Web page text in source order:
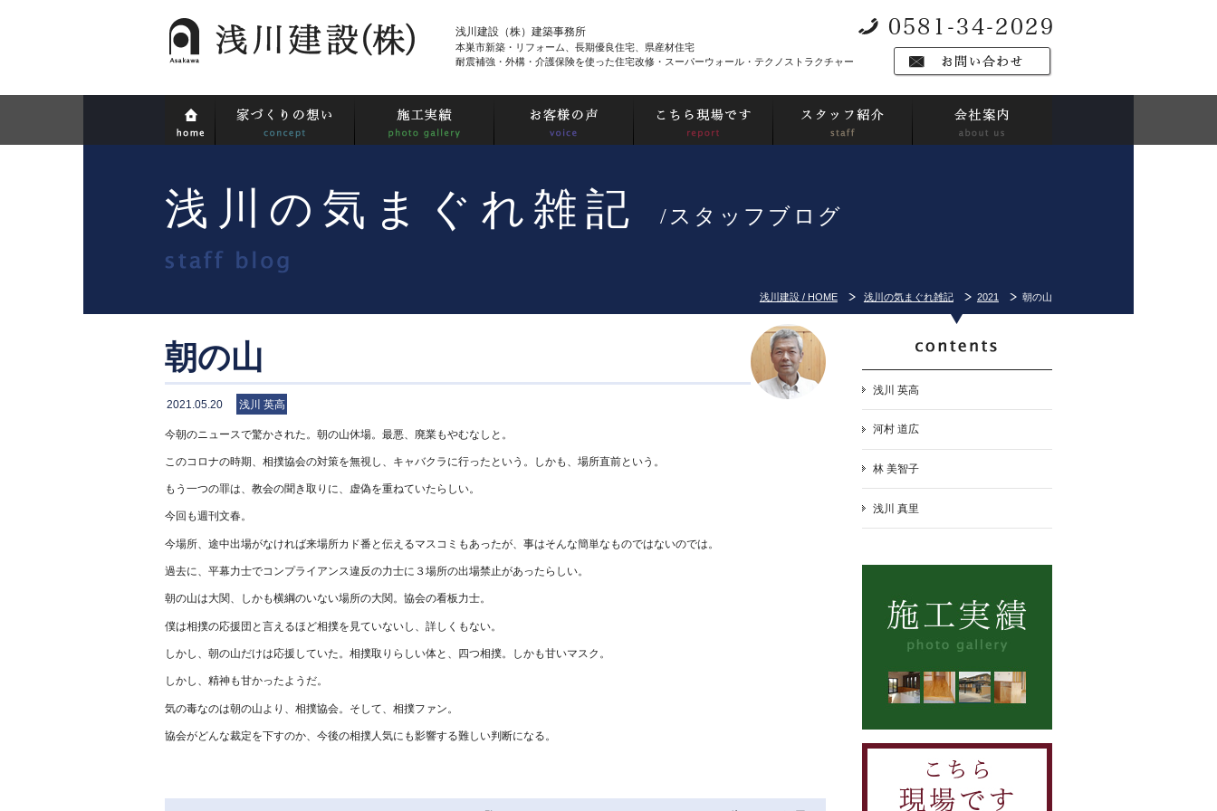
浅川建設（株）建築事務所
本巣市新築・リフォーム、長期優良住宅、県産材住宅
耐震補強・外構・介護保険を使った住宅改修・スーパーウォール・テクノストラクチャー
浅川の気まぐれ雑記 /スタッフブログ
浅川建設 / HOME 浅川の気まぐれ雑記 2021 朝の山
朝の山
2021.05.20 浅川 英高
今朝のニュースで驚かされた。朝の山休場。最悪、廃業もやむなしと。
このコロナの時期、相撲協会の対策を無視し、キャバクラに行ったという。しかも、場所直前という。
もう一つの罪は、教会の聞き取りに、虚偽を重ねていたらしい。
今回も週刊文春。
今場所、途中出場がなければ来場所カド番と伝えるマスコミもあったが、事はそんな簡単なものではないのでは。
過去に、平幕力士でコンプライアンス違反の力士に３場所の出場禁止があったらしい。
朝の山は大関、しかも横綱のいない場所の大関。協会の看板力士。
僕は相撲の応援団と言えるほど相撲を見ていないし、詳しくもない。
しかし、朝の山だけは応援していた。相撲取りらしい体と、四つ相撲。しかも甘いマスク。
しかし、精神も甘かったようだ。
気の毒なのは朝の山より、相撲協会。そして、相撲ファン。
協会がどんな裁定を下すのか、今後の相撲人気にも影響する難しい判断になる。
浅川 英高
河村 道広
林 美智子
浅川 真里